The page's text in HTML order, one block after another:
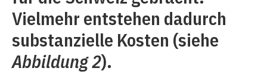
Vielmehr entstehen dadurch
substanzielle Kosten (siehe
Abbildung 2).